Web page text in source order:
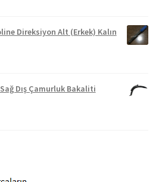
Direksiyon Alt (Erkek) Kalın
Dış Çamurluk Bakaliti